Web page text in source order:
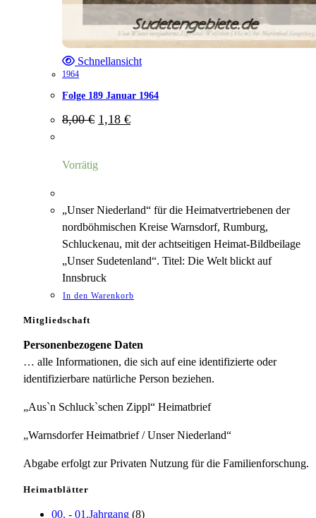
Schnellansicht
1964
Folge 189 Januar 1964
8,00€ Ursprünglicher
Preis
1,18 €Aktueller
Preis
Vorrätig
„Unser Niederland“ für die Heimatvertriebenen der
nordböhmischen Kreise Warnsdorf, Rumburg,
Schluckenau, mit der achtseitigen Heimat-Bildbeilage
„Unser Sudetenland“. Titel: Die Welt blickt auf
Innsbruck
In den Warenkorb
Mitgliedschaft
Personenbezogene Daten
… alle Informationen, die sich auf eine identifizierte oder
identifizierbare natürliche Person beziehen.
„Aus`n Schluck`schen Zippl“ Heimatbrief
„Warnsdorfer Heimatbrief / Unser Niederland“
Abgabe erfolgt zur Privaten Nutzung für die Familienforschung.
Heimatblätter
00. - 01.Jahrgang (8)